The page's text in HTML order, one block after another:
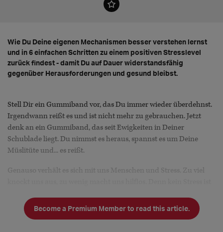
Wie Du Deine eigenen Mechanismen besser verstehen lernst
und in 6 einfachen Schritten zu einem positiven Stresslevel
zurück findest - damit Du auf Dauer widerstandsfähig
gegenüber Herausforderungen und gesund bleibst.
Stell Dir ein Gummiband vor, das Du immer wieder überdehnst.
Irgendwann reißt es und ist nicht mehr zu gebrauchen. Jetzt
denk an ein Gummiband, das seit Ewigkeiten in Deiner
Schublade liegt. Du nimmst es heraus, spannst es um Deine
Müslitüte und... es reißt.
Genauso verhält es sich mit uns Menschen und Stress. Zu viel
verstehen, dass er nicht das plötzlich herab donnernde Gewitter
aus heiterem Himmel ist. Stress i
Become a Premium Member to read this article.